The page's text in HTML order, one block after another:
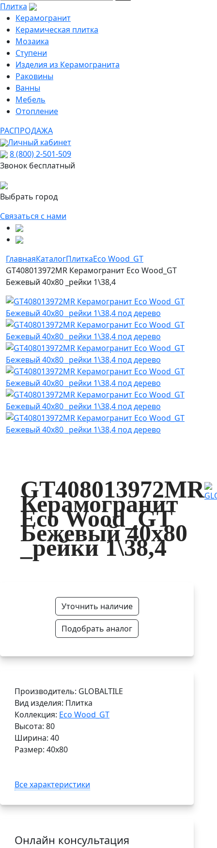
Плитка
Керамогранит
Керамическая плитка
Мозаика
Ступени
Изделия из Керамогранита
Раковины
Ванны
Мебель
Отопление
РАСПРОДАЖА
Личный кабинет
8 (800) 2-501-509
Звонок бесплатный
Выбрать город
Связаться с нами
ГлавнаяКаталогПлиткаEco Wood_GT
GT408013972MR Керамогранит Eco Wood_GT
Бежевый 40x80 _рейки 1\38,4
GT408013972MR
Керамогранит
Eco Wood_GT
Бежевый 40x80
_рейки 1\38,4
Уточнить наличие
Подобрать аналог
Производитель: GLOBALTILE
Вид изделия: Плитка
Коллекция: Eco Wood_GT
Высота: 80
Ширина: 40
Размер: 40x80
Все характеристики
Онлайн консультация